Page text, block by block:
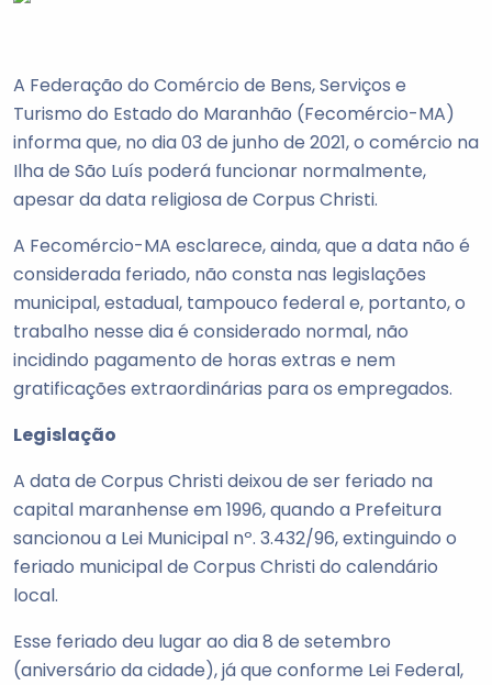
A Federação do Comércio de Bens, Serviços e
Turismo do Estado do Maranhão (Fecomércio-MA)
informa que, no dia 03 de junho de 2021, o comércio na
Ilha de São Luís poderá funcionar normalmente,
apesar da data religiosa de Corpus Christi.
A Fecomércio-MA esclarece, ainda, que a data não é
considerada feriado, não consta nas legislações
municipal, estadual, tampouco federal e, portanto, o
trabalho nesse dia é considerado normal, não
incidindo pagamento de horas extras e nem
gratificações extraordinárias para os empregados.
Legislação
A data de Corpus Christi deixou de ser feriado na
capital maranhense em 1996, quando a Prefeitura
sancionou a Lei Municipal nº. 3.432/96, extinguindo o
feriado municipal de Corpus Christi do calendário
local.
Esse feriado deu lugar ao dia 8 de setembro
(aniversário da cidade), já que conforme Lei Federal,